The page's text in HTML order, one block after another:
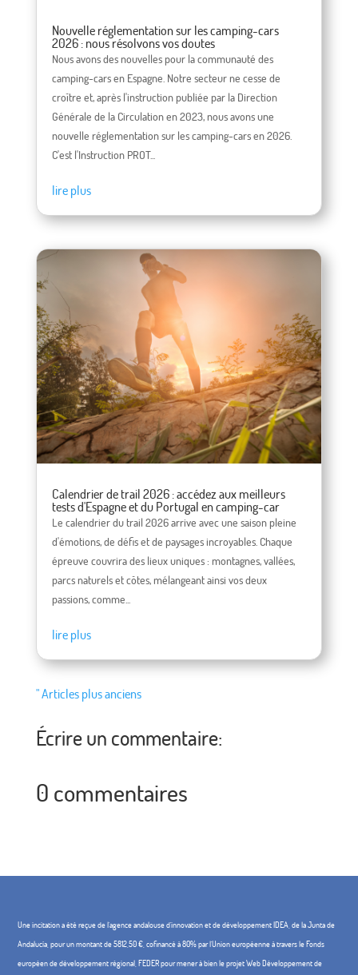
Nouvelle réglementation sur les camping-cars
2026 : nous résolvons vos doutes
Nous avons des nouvelles pour la communauté des
camping-cars en Espagne. Notre secteur ne cesse de
croître et, après l'instruction publiée par la Direction
Générale de la Circulation en 2023, nous avons une
nouvelle réglementation sur les camping-cars en 2026.
C'est l'Instruction PROT...
lire plus
Calendrier de trail 2026 : accédez aux meilleurs
tests d'Espagne et du Portugal en camping-car
Le calendrier du trail 2026 arrive avec une saison pleine
d'émotions, de défis et de paysages incroyables. Chaque
épreuve couvrira des lieux uniques : montagnes, vallées,
parcs naturels et côtes, mélangeant ainsi vos deux
passions, comme...
lire plus
" Articles plus anciens
Écrire un commentaire:
0 commentaires
Une incitation a été reçue de l'agence andalouse d'innovation et de développement IDEA, de la Junta de
Andalucía, pour un montant de 5812,50 €, cofinancé à 80% par l'Union européenne à travers le Fonds
européen de développement régional, FEDER pour mener à bien le projet Web Développement de